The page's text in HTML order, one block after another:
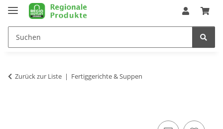
Zurück zur Liste Fertiggerichte & Suppen